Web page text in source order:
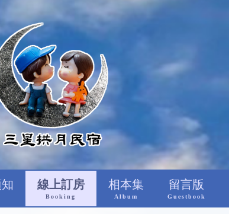
線上訂房
Booking
相本集
Album
留言版
Guestbook